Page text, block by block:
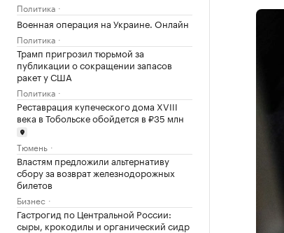
Политика
Военная операция на Украине. Онлайн
Политика
Трамп пригрозил тюрьмой за
публикации о сокращении запасов
ракет у США
Политика
Реставрация купеческого дома XVIII
века в Тобольске обойдется в ₽35 млн
Тюмень
Властям предложили альтернативу
сбору за возврат железнодорожных
билетов
Бизнес
Гастрогид по Центральной России:
сыры, крокодилы и органический сидр